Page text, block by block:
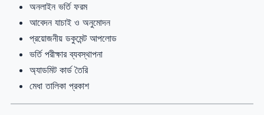
অনলাইন ভর্তি ফরম
আবেদন যাচাই ও অনুমোদন
প্রয়োজনীয় ডকুমেন্ট আপলোড
ভর্তি পরীক্ষার ব্যবস্থাপনা
অ্যাডমিট কার্ড তৈরি
মেধা তালিকা প্রকাশ